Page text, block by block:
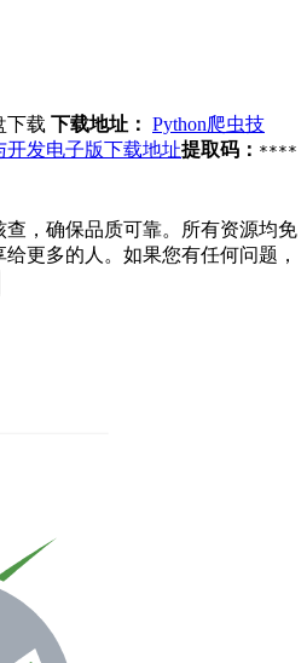
下载 下载地址： Python爬虫技
发电子版下载地址提取码： ****
，确保品质可靠。所有资源均免
更多的人。如果您有任何问题，